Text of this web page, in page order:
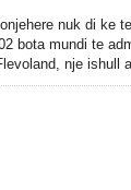
nuk di ke
bota mundi te
nje ishull